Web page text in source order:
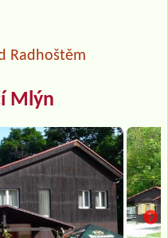
Radhoštěm
Mlýn